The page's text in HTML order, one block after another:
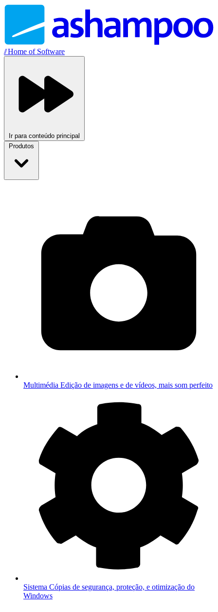
//Home of Software
Ir para conteúdo principal
Produtos
Multimédia Edição de imagens e de vídeos, mais som perfeito
Sistema Cópias de segurança, proteção, e otimização do
Windows